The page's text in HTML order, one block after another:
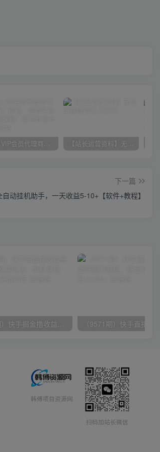
加入VIP会员代理商享90%推广提成，免费学多种网创课程，菜鸟秒变大神 【站长运营资料】无水印课程资源
下一篇
自动挂机助手，一天收益5-10+【软件+教程】
韩傅项目资源网
扫码加站长微信